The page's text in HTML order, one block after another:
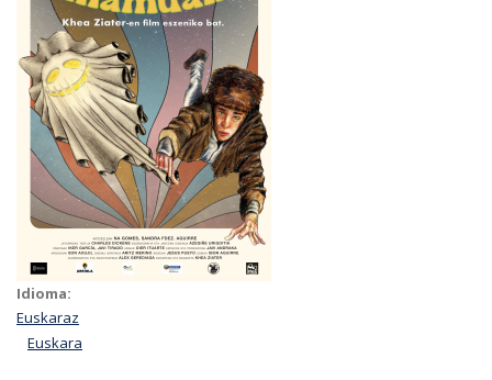
Idioma:
Euskaraz
Euskara